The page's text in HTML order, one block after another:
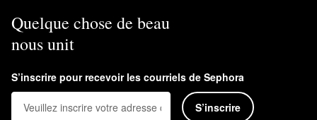
Quelque chose de beau
nous unit
S’inscrire pour recevoir les courriels de Sephora
S’inscrire